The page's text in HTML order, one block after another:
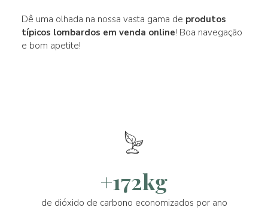
Dê uma olhada na nossa vasta gama de produtos
típicos lombardos em venda online! Boa navegação
e bom apetite!
+172kg
de dióxido de carbono economizados por ano